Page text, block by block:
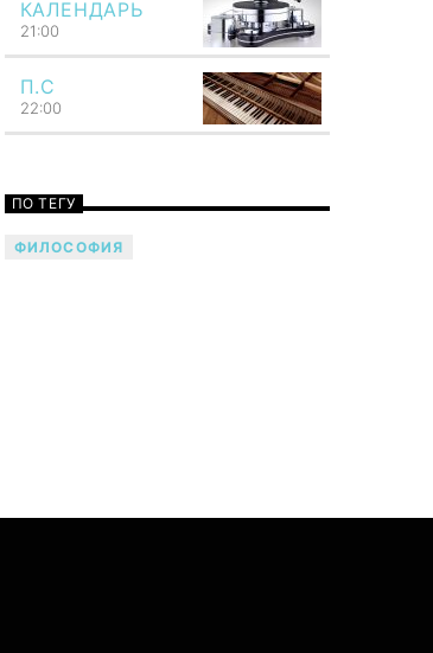
Общность звука с мыслью сразу же
бросается в глаза. Как мысль,
подобно молнии, сосредоточивает
всю силу представления в одном
ограниченное единство. Как мысль
охватывает всю душу, так и звук
человека. Говори музыкой! Напой
КАЛЕНДАРЬ
21:00
П.С
22:00
ПО ТЕГУ
ФИЛОСОФИЯ